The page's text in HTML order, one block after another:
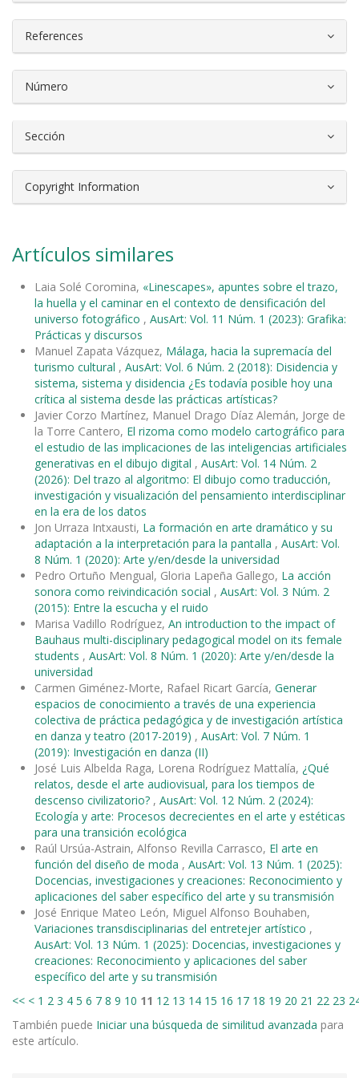
References
Número
Sección
Copyright Information
Artículos similares
Laia Solé Coromina, «Linescapes», apuntes sobre el trazo,
la huella y el caminar en el contexto de densificación del
universo fotográfico , AusArt: Vol. 11 Núm. 1 (2023): Grafika:
Prácticas y discursos
Manuel Zapata Vázquez, Málaga, hacia la supremacía del
turismo cultural , AusArt: Vol. 6 Núm. 2 (2018): Disidencia y
sistema, sistema y disidencia ¿Es todavía posible hoy una
crítica al sistema desde las prácticas artísticas?
Javier Corzo Martínez, Manuel Drago Díaz Alemán, Jorge de
la Torre Cantero, El rizoma como modelo cartográfico para
el estudio de las implicaciones de las inteligencias artificiales
generativas en el dibujo digital , AusArt: Vol. 14 Núm. 2
(2026): Del trazo al algoritmo: El dibujo como traducción,
investigación y visualización del pensamiento interdisciplinar
en la era de los datos
Jon Urraza Intxausti, La formación en arte dramático y su
adaptación a la interpretación para la pantalla , AusArt: Vol.
8 Núm. 1 (2020): Arte y/en/desde la universidad
Pedro Ortuño Mengual, Gloria Lapeña Gallego, La acción
sonora como reivindicación social , AusArt: Vol. 3 Núm. 2
(2015): Entre la escucha y el ruido
Marisa Vadillo Rodríguez, An introduction to the impact of
Bauhaus multi-disciplinary pedagogical model on its female
students , AusArt: Vol. 8 Núm. 1 (2020): Arte y/en/desde la
universidad
Carmen Giménez-Morte, Rafael Ricart García, Generar
espacios de conocimiento a través de una experiencia
colectiva de práctica pedagógica y de investigación artística
en danza y teatro (2017-2019) , AusArt: Vol. 7 Núm. 1
(2019): Investigación en danza (II)
José Luis Albelda Raga, Lorena Rodríguez Mattalía, ¿Qué
relatos, desde el arte audiovisual, para los tiempos de
descenso civilizatorio? , AusArt: Vol. 12 Núm. 2 (2024):
Ecología y arte: Procesos decrecientes en el arte y estéticas
para una transición ecológica
Raúl Ursúa-Astrain, Alfonso Revilla Carrasco, El arte en
función del diseño de moda , AusArt: Vol. 13 Núm. 1 (2025):
Docencias, investigaciones y creaciones: Reconocimiento y
aplicaciones del saber específico del arte y su transmisión
José Enrique Mateo León, Miguel Alfonso Bouhaben,
Variaciones transdisciplinarias del entretejer artístico ,
AusArt: Vol. 13 Núm. 1 (2025): Docencias, investigaciones y
creaciones: Reconocimiento y aplicaciones del saber
específico del arte y su transmisión
<< < 1 2 3 4 5 6 7 8 9 10 11 12 13 14 15 16 17 18 19 20 21 22 23
También puede Iniciar una búsqueda de similitud avanzada para
este artículo.